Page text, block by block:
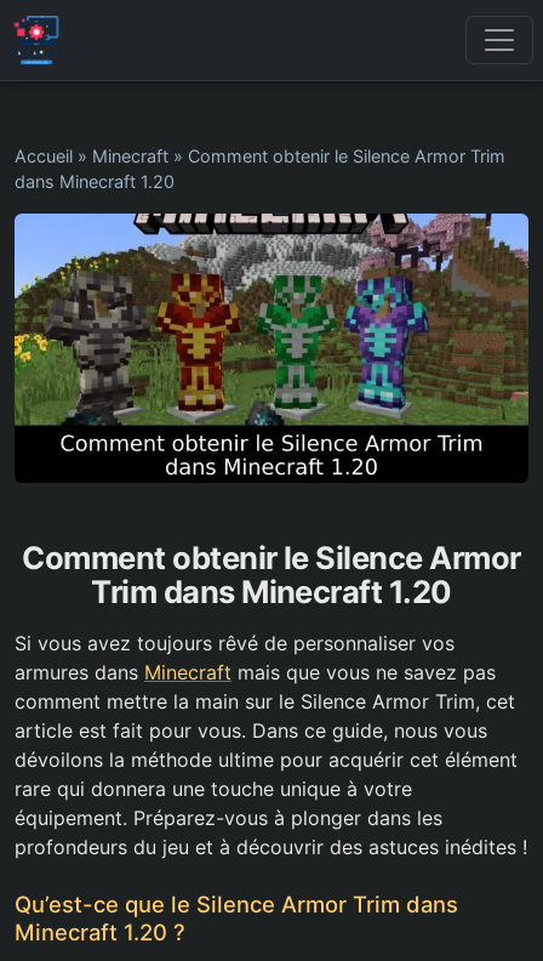
Accueil » Minecraft » Comment obtenir le Silence Armor Trim
dans Minecraft 1.20
Comment obtenir le Silence Armor
Trim dans Minecraft 1.20
Si vous avez toujours rêvé de personnaliser vos
armures dans Minecraft mais que vous ne savez pas
comment mettre la main sur le Silence Armor Trim, cet
article est fait pour vous. Dans ce guide, nous vous
dévoilons la méthode ultime pour acquérir cet élément
rare qui donnera une touche unique à votre
équipement. Préparez-vous à plonger dans les
profondeurs du jeu et à découvrir des astuces inédites !
Qu’est-ce que le Silence Armor Trim dans
Minecraft 1.20 ?